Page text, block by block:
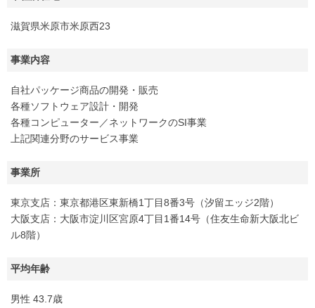
滋賀県米原市米原西23
事業内容
自社パッケージ商品の開発・販売
各種ソフトウェア設計・開発
各種コンピューター／ネットワークのSI事業
上記関連分野のサービス事業
事業所
東京支店：東京都港区東新橋1丁目8番3号（汐留エッジ2階）
大阪支店：大阪市淀川区宮原4丁目1番14号（住友生命新大阪北ビ
ル8階）
平均年齢
男性 43.7歳